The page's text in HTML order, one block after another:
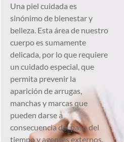
Una piel cuidada es
sinónimo de bienestar y
belleza. Esta área de nuestro
cuerpo es sumamente
delicada, por lo que requiere
un cuidado especial, que
permita prevenir la
aparición de arrugas,
manchas y marcas que
pueden darse a
consecuencia del paso del
tiempo y agentes externos.